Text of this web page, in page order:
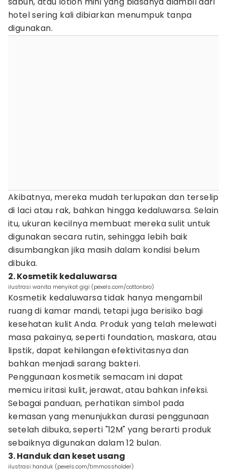
hotel sering kali dibiarkan menumpuk tanpa
digunakan.
Akibatnya, mereka mudah terlupakan dan terselip
di laci atau rak, bahkan hingga kedaluwarsa. Selain
itu, ukuran kecilnya membuat mereka sulit untuk
digunakan secara rutin, sehingga lebih baik
disumbangkan jika masih dalam kondisi belum
dibuka.
2. Kosmetik kedaluwarsa
ilustrasi wanita menyikat gigi (pexels.com/cottonbro)
Kosmetik kedaluwarsa tidak hanya mengambil
ruang di kamar mandi, tetapi juga berisiko bagi
kesehatan kulit Anda. Produk yang telah melewati
masa pakainya, seperti foundation, maskara, atau
lipstik, dapat kehilangan efektivitasnya dan
bahkan menjadi sarang bakteri.
Penggunaan kosmetik semacam ini dapat
memicu iritasi kulit, jerawat, atau bahkan infeksi.
Sebagai panduan, perhatikan simbol pada
kemasan yang menunjukkan durasi penggunaan
setelah dibuka, seperti "12M" yang berarti produk
sebaiknya digunakan dalam 12 bulan.
3. Handuk dan keset usang
ilustrasi handuk (pexels.com/timmossholder)